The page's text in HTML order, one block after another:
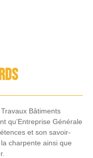
Bâtiments
qu’Entreprise Générale
et son savoir-
charpente ainsi que